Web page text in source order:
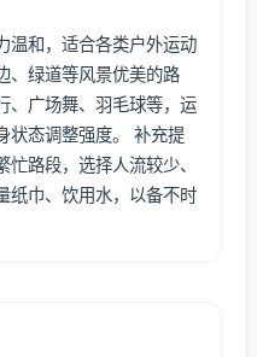
温和，适合各类户外运动
、绿道等风景优美的路
、广场舞、羽毛球等，运
状态调整强度。 补充提
路段，选择人流较少、
纸巾、饮用水，以备不时